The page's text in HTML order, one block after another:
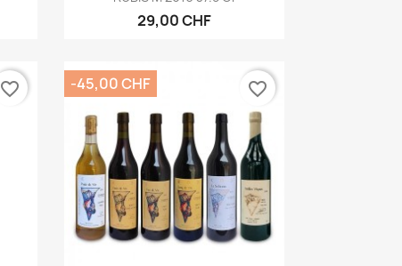
29,00 CHF
favorite_border -45,00 CHF favorite_border